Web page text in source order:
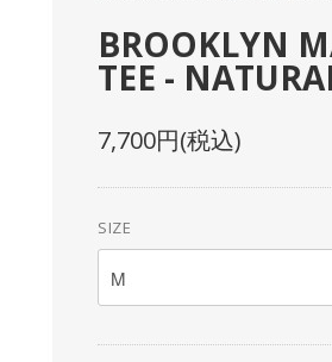
GLOVE
MESSENGER BAG
BROOKLYN
TEE -
7,700円(税込)
SIZE